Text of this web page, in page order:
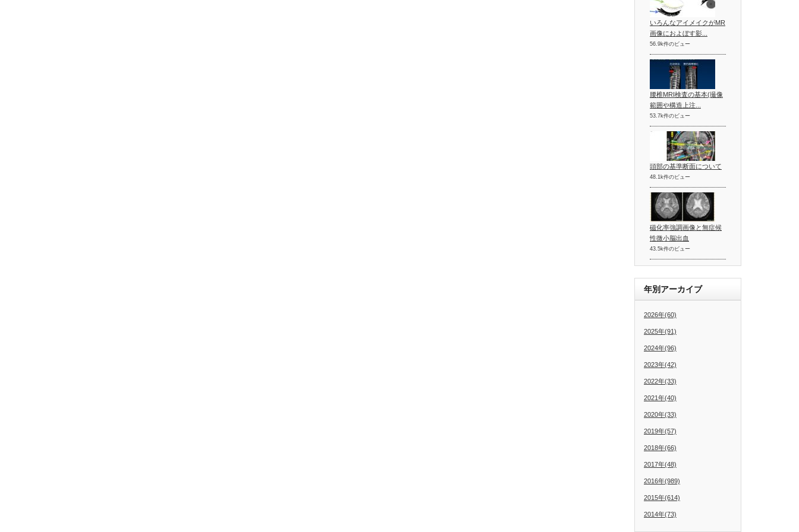
いろんなアイメイクがMR
画像におよぼす影...
56.9k件のビュー
腰椎MRI検査の基本(撮像
範囲や構造上注...
53.7k件のビュー
頭部の基準断面について
48.1k件のビュー
磁化率強調画像と無症候
性微小脳出血
43.5k件のビュー
年別アーカイブ
2026年(60)
2025年(91)
2024年(96)
2023年(42)
2022年(33)
2021年(40)
2020年(33)
2019年(57)
2018年(66)
2017年(48)
2016年(989)
2015年(614)
2014年(73)